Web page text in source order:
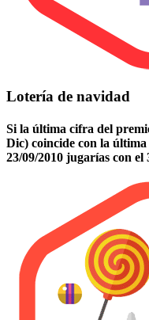
Lotería de navidad
Si la última cifra del
Dic) coincide con la
23/09/2010 jugarías con el